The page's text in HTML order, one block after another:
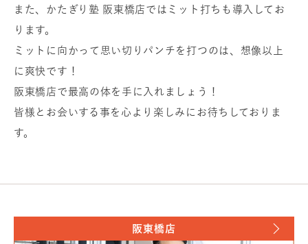
また、かたぎり塾 阪東橋店ではミット打ちも導入してお
ります。
ミットに向かって思い切りパンチを打つのは、想像以上
に爽快です！
阪東橋店で最高の体を手に入れましょう！
皆様とお会いする事を心より楽しみにお待ちしておりま
す。
阪東橋店